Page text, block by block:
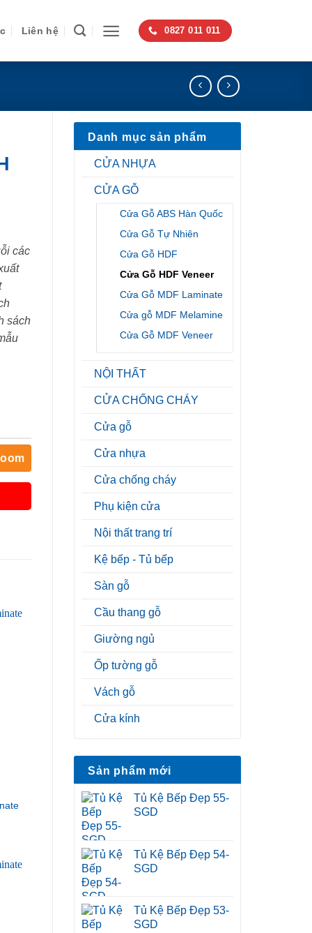
Liên hệ 0827 011 011
Danh mục sản phẩm
CỬA NHỰA
CỬA GỖ
Cửa Gỗ ABS Hàn Quốc
Cửa Gỗ Tự Nhiên
Cửa Gỗ HDF
Cửa Gỗ HDF Veneer
Cửa Gỗ MDF Laminate
Cửa gỗ MDF Melamine
Cửa Gỗ MDF Veneer
NỘI THẤT
CỬA CHỐNG CHÁY
Cửa gỗ
Cửa nhựa
Cửa chống cháy
Phụ kiện cửa
Nội thất trang trí
Kệ bếp - Tủ bếp
Sàn gỗ
Cầu thang gỗ
Giường ngủ
Ốp tường gỗ
Vách gỗ
Cửa kính
Sản phẩm mới
Tủ Kệ Bếp Đẹp 55-
SGD
Tủ Kệ Bếp Đẹp 54-
SGD
Tủ Kệ Bếp Đẹp 53-
SGD
các
sách